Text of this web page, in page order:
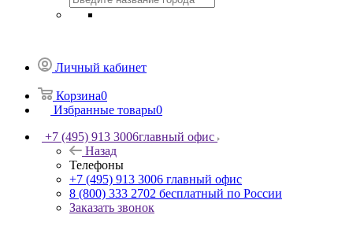
Личный кабинет
Корзина0
Избранные товары0
+7 (495) 913 3006главный офис
Назад
Телефоны
+7 (495) 913 3006 главный офис
8 (800) 333 2702 бесплатный по России
Заказать звонок